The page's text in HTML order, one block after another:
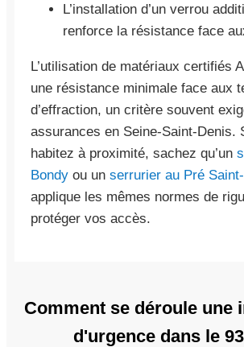
L’installation d’un verrou
renforce la résistance face
L’utilisation de matériaux certifiés
une résistance minimale face aux
d’effraction, un critère souvent
assurances en Seine-Saint-Denis.
habitez à proximité, sachez qu’un
Bondy ou un serrurier au Pré
applique les mêmes normes de
protéger vos accès.
Comment se déroule une
d'urgence dans le